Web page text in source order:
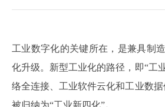
工业数字化的关键所在，是兼具制
化升级。新型工业化的路径，即“工
络全连接、工业软件云化和工业数
被归纳为“工业新四化”。